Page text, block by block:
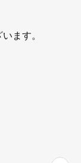
ます。